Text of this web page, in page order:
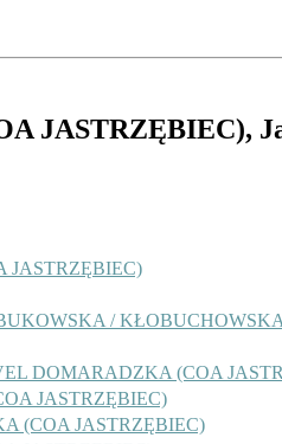
JASTRZĘBIEC),
JASTRZĘBIEC)
/ KŁOBUCHOWSKA
DOMARADZKA (COA
JASTRZĘBIEC)
(COA JASTRZĘBIEC)